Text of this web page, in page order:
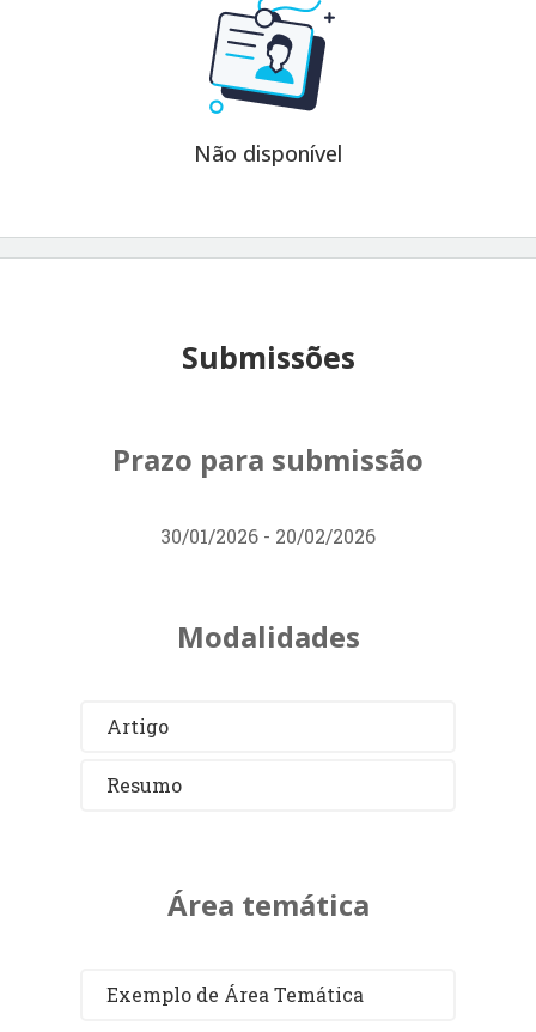
Não disponível
Submissões
Prazo para submissão
30/01/2026 - 20/02/2026
Modalidades
Artigo
Resumo
Área temática
Exemplo de Área Temática